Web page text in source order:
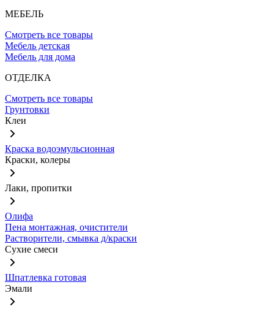
МЕБЕЛЬ
Смотреть все товары
Мебель детская
Мебель для дома
ОТДЕЛКА
Смотреть все товары
Грунтовки
Клеи
Краска водоэмульсионная
Краски, колеры
Лаки, пропитки
Олифа
Пена монтажная, очистители
Растворители, смывка д/краски
Сухие смеси
Шпатлевка готовая
Эмали